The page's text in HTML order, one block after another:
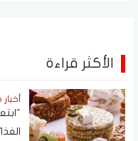
الأكثر قراءة